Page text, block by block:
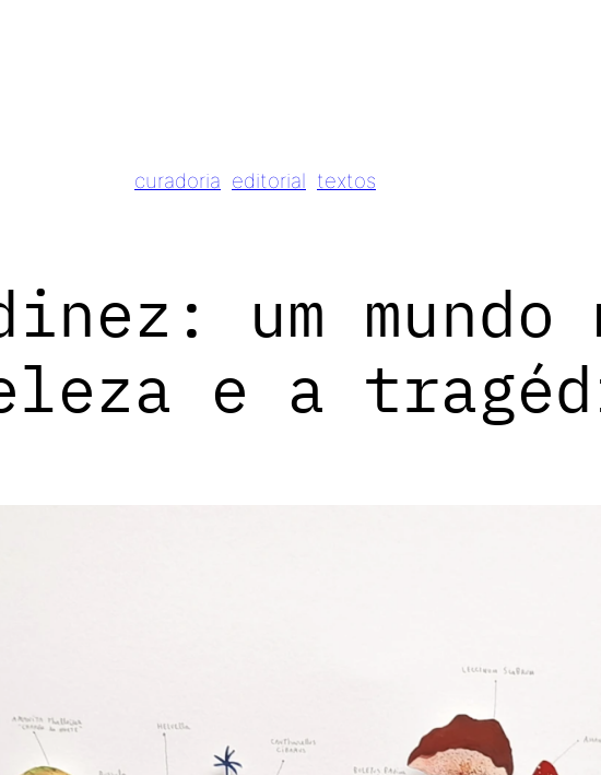
curadoria editorial textos
um mundo
e a